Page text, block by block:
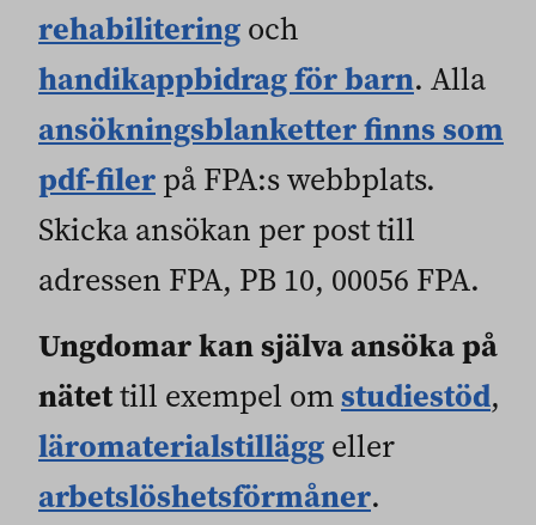
rehabilitering och
handikappbidrag för barn. Alla
ansökningsblanketter finns som
pdf-filer på FPA:s webbplats.
Skicka ansökan per post till
adressen FPA, PB 10, 00056 FPA.
Ungdomar kan själva ansöka på
nätettill exempel omstudiestöd,
läromaterialstillägg eller
arbetslöshetsförmåner.